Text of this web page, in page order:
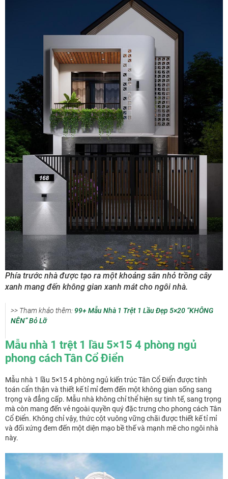
Phía trước nhà được tạo ra một khoảng sân nhỏ trồng cây
xanh mang đến không gian xanh mát cho ngôi nhà.
>> Tham khảo thêm: 99+ Mẫu Nhà 1 Trệt 1 Lầu Đẹp 5×20 “KHÔNG
NÊN” Bỏ Lỡ
Mẫu nhà 1 trệt 1 lầu 5×15 4 phòng ngủ
phong cách Tân Cổ Điển
Mẫu nhà 1 lầu 5×15 4 phòng ngủ kiến trúc Tân Cổ Điển được tính
toán cẩn thận và thiết kế tỉ mỉ đem đến một không gian sống sang
trọng và đẳng cấp. Mẫu nhà không chỉ thể hiện sự tinh tế, sang trọng
mà còn mang đến vẻ ngoài quyền quý đặc trưng cho phong cách Tân
Cổ Điển. Không chỉ vậy, thức cột vuông vững chãi được thiết kế tỉ mỉ
và đối xứng đem đến một diện mạo bề thế và mạnh mẽ cho ngôi nhà
này.